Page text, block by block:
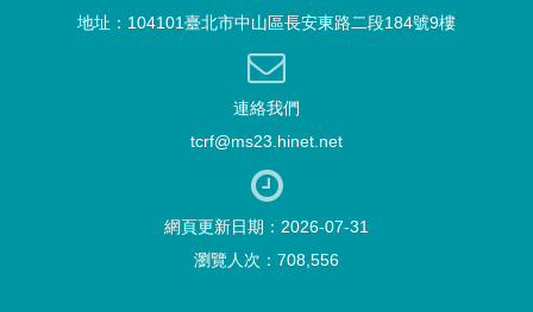
地址：104101臺北市中山區長安東路二段184號9樓
連絡我們
tcrf@ms23.hinet.net
網頁更新日期：2026-07-31
瀏覽人次：708,556